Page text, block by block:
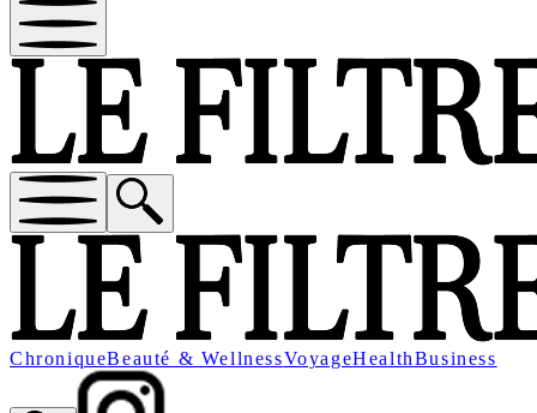
ChroniqueBeauté & WellnessVoyageHealthBusiness